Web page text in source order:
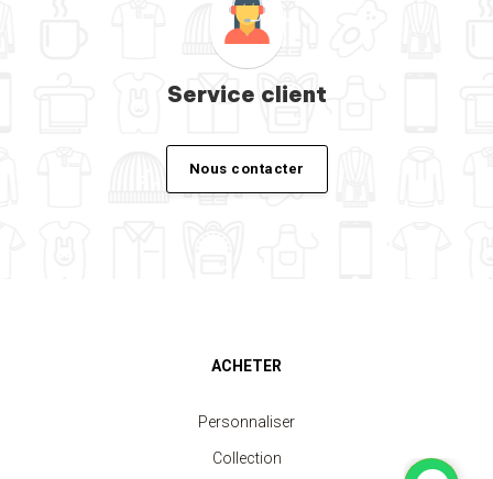
Service client
Nous contacter
ACHETER
Personnaliser
Collection